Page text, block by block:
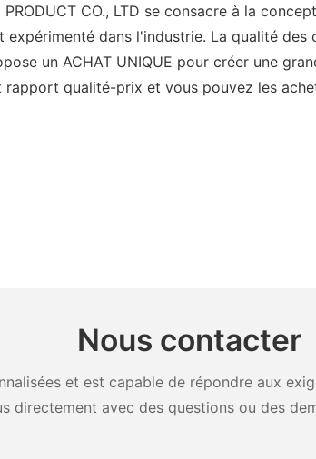
PRODUCT CO., LTD se consacre à la
dans l'industrie. La qualité
un ACHAT UNIQUE pour créer une
qualité-prix et vous pouvez les
Nous contacter
et est capable de répondre aux
directement avec des questions ou des